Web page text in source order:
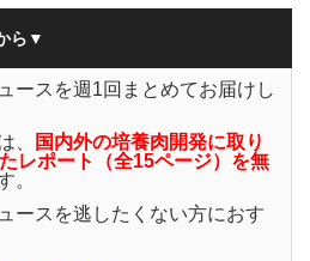
ら▼
ースを週1回まとめてお届けし
、
国内外の培養肉開発に取り
レポート（全15ページ）を無
。
ースを逃したくない方におす